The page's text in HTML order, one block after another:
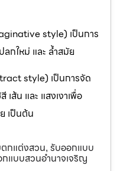
style) เป็นการ
กใหม่ และ ล้ำสมัย
style) เป็นการจัด
เส้น และ แสงเงาเพื่อ
เป็นต้น
กแต่งสวน, รับออกแบบ
แบบสวนอำนาจเจริญ